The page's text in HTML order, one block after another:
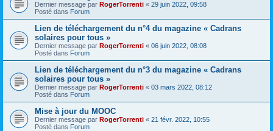
Dernier message par RogerTorrenti « 29 juin 2022, 09:58
Posté dans Forum
Lien de téléchargement du n°4 du magazine « Cadrans
solaires pour tous »
Dernier message par RogerTorrenti « 06 juin 2022, 08:08
Posté dans Forum
Lien de téléchargement du n°3 du magazine « Cadrans
solaires pour tous »
Dernier message par RogerTorrenti « 03 mars 2022, 08:12
Posté dans Forum
Mise à jour du MOOC
Dernier message par RogerTorrenti « 21 févr. 2022, 10:55
Posté dans Forum